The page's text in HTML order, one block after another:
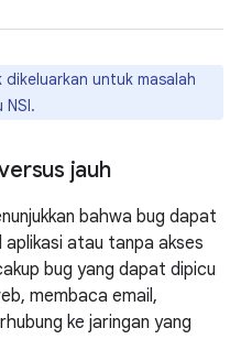
dikeluarkan untuk masalah
jauh
bahwa bug dapat
atau tanpa akses
bug yang dapat dipicu
membaca email,
ke jaringan yang